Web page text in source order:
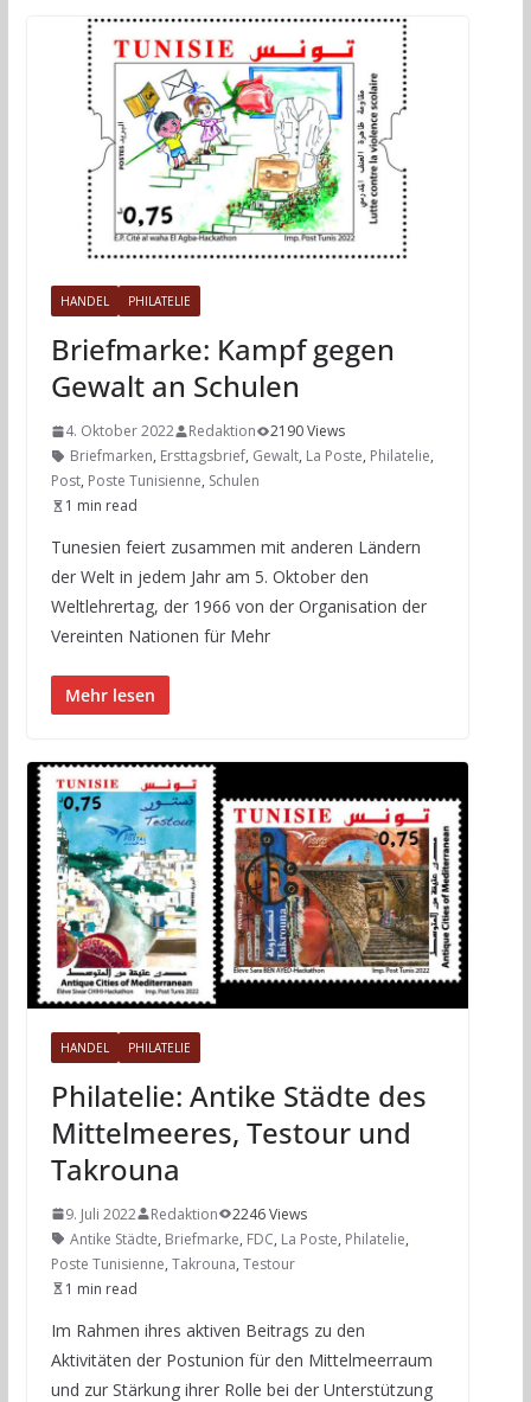
HANDEL PHILATELIE
Briefmarke: Kampf gegen
Gewalt an Schulen
4. Oktober 2022 Redaktion
2190 Views
Briefmarken, Ersttagsbrief, Gewalt, La Poste, Philatelie,
Post, Poste Tunisienne, Schulen
1 min read
Tunesien feiert zusammen mit anderen Ländern
der Welt in jedem Jahr am 5. Oktober den
Weltlehrertag, der 1966 von der Organisation der
Vereinten Nationen für Mehr
Mehr lesen
HANDEL PHILATELIE
Philatelie: Antike Städte des
Mittelmeeres, Testour und
Takrouna
9. Juli 2022 Redaktion
2246 Views
Antike Städte, Briefmarke, FDC, La Poste, Philatelie,
Poste Tunisienne, Takrouna, Testour
1 min read
Im Rahmen ihres aktiven Beitrags zu den
Aktivitäten der Postunion für den Mittelmeerraum
und zur Stärkung ihrer Rolle bei der Unterstützung